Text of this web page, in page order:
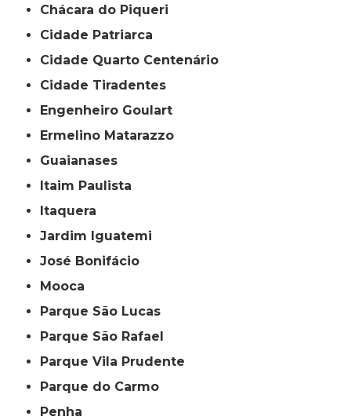
Chácara do Piqueri
Cidade Patriarca
Cidade Quarto Centenário
Cidade Tiradentes
Engenheiro Goulart
Ermelino Matarazzo
Guaianases
Itaim Paulista
Itaquera
Jardim Iguatemi
José Bonifácio
Mooca
Parque São Lucas
Parque São Rafael
Parque Vila Prudente
Parque do Carmo
Penha